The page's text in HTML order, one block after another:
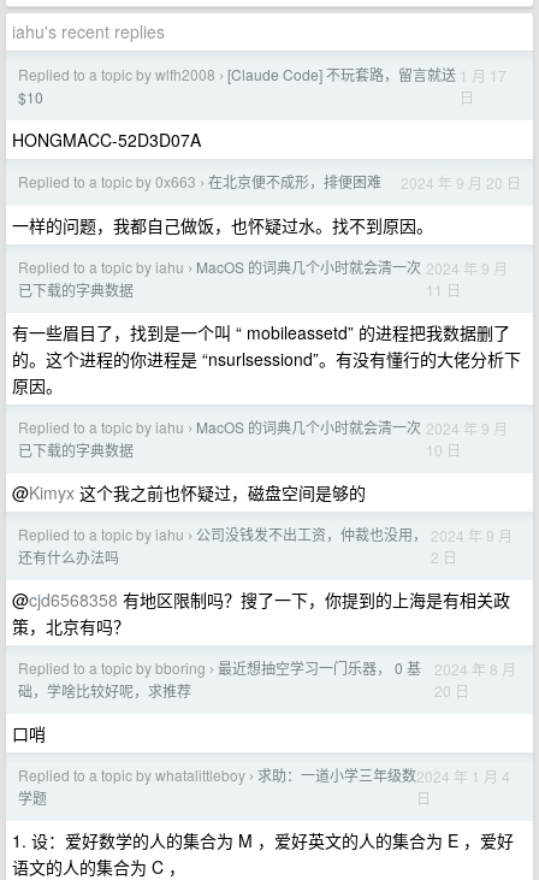
iahu's recent replies
Replied to a topic by wlfh2008 › [Claude Code] 不玩套路，留言就送
$10
1 月 17
日
HONGMACC-52D3D07A
Replied to a topic by 0x663 › 在北京便不成形，排便困难 2024 年 9 月 20 日
一样的问题，我都自己做饭，也怀疑过水。找不到原因。
Replied to a topic by iahu › MacOS 的词典几个小时就会清一次
已下载的字典数据
2024 年 9 月
11 日
有一些眉目了，找到是一个叫 “ mobileassetd” 的进程把我数据删了
的。这个进程的你进程是 “nsurlsessiond”。有没有懂行的大佬分析下
原因。
Replied to a topic by iahu › MacOS 的词典几个小时就会清一次
已下载的字典数据
2024 年 9 月
10 日
@Kimyx 这个我之前也怀疑过，磁盘空间是够的
Replied to a topic by iahu › 公司没钱发不出工资，仲裁也没用，
还有什么办法吗
2024 年 9 月
2 日
@cjd6568358 有地区限制吗？搜了一下，你提到的上海是有相关政
策，北京有吗？
Replied to a topic by bboring › 最近想抽空学习一门乐器， 0 基
础，学啥比较好呢，求推荐
2024 年 8 月
20 日
口哨
Replied to a topic by whatalittleboy › 求助：一道小学三年级数
学题
2024 年 1 月 4
日
1. 设：爱好数学的人的集合为 M ，爱好英文的人的集合为 E ，爱好
语文的人的集合为 C ，